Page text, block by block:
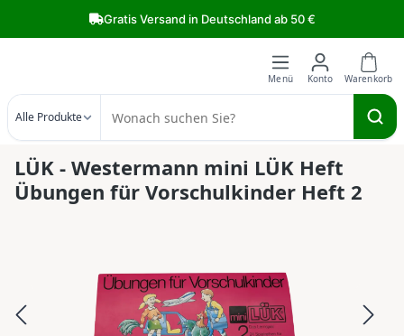
Zum Hauptinhalt springenGratis Versand in Deutschland ab 50 €
Alle Produkte
LÜK - Westermann mini LÜK Heft
Übungen für Vorschulkinder Heft 2